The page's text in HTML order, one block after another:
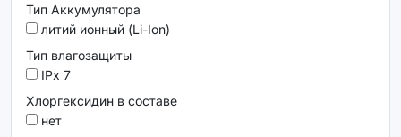
Тип Аккумулятора
литий ионный (Li-Ion)
Тип влагозащиты
IPx 7
Хлоргексидин в составе
нет